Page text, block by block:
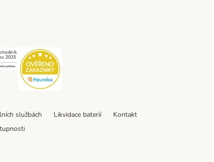
Security
službách Likvidace baterií
Kontakt